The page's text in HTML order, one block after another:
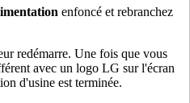
enfoncé et rebranchez
redémarre. Une fois que vous
avec un logo LG sur l'écran
d'usine est terminée.